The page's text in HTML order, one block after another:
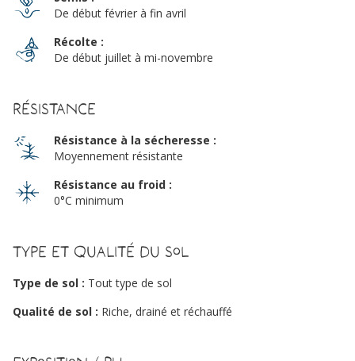
De début février à fin avril
Récolte :
De début juillet à mi-novembre
Résistance
Résistance à la sécheresse :
Moyennement résistante
Résistance au froid :
0°C minimum
Type et qualité du sol
Type de sol : Tout type de sol
Qualité de sol : Riche, drainé et réchauffé